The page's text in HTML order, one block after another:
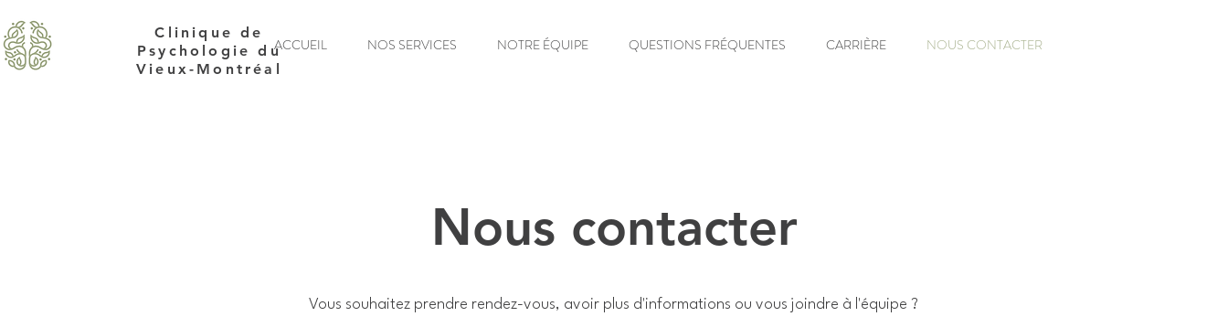
Clinique de
Psychologie du
Vieux-Montréal
ACCUEIL NOS SERVICES NOTRE ÉQUIPE QUESTIONS FRÉQUENTES CARRIÈRE NOUS CONTACTER
Nous contacter
Vous souhaitez prendre rendez-vous, avoir plus d'informations ou vous joindre à l'équipe ?